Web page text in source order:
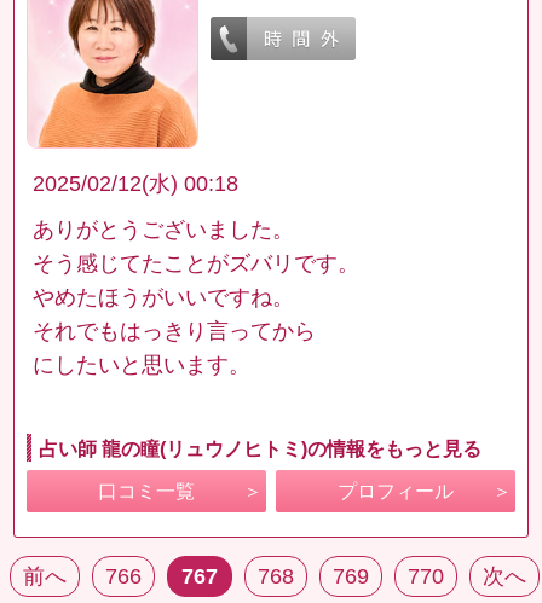
2025/02/12(水) 00:18
ありがとうございました。
そう感じてたことがズバリです。
やめたほうがいいですね。
それでもはっきり言ってから
にしたいと思います。
占い師 龍の瞳(リュウノヒトミ)の情報をもっと見る
口コミ一覧 プロフィール
前へ 766 767 768 769 770 次へ